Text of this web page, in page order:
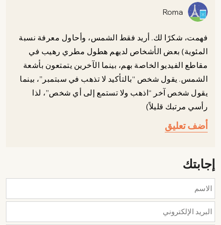
Roma
فهمت، شكرًا لك. أريد فقط الشمس، وأحاول معرفة نسبة
المئوية) بعض الأشخاص لديهم هطول مطري رهيب في
مقاطع الفيديو الخاصة بهم، بينما الآخرين يتمتعون بأشعة
الشمس. يقول شخص “بالتأكيد لا تذهب في سبتمبر”، بينما
يقول شخص آخر “اذهب ولا تستمع إلى أي شخص”، لذا
رأسي مرتبك قليلاً)
أضف تعليق
إجابتك